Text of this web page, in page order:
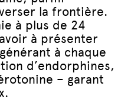
la frontière.
à plus de 24
à présenter
à chaque
d’endorphines,
– garant